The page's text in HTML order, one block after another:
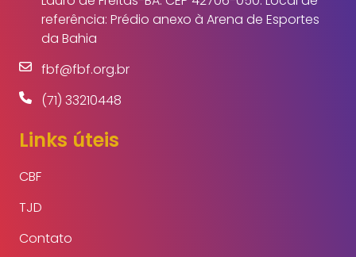
referência: Prédio anexo à Arena de Esportes
da Bahia
fbf@fbf.org.br
(71) 33210448
Links úteis
CBF
TJD
Contato